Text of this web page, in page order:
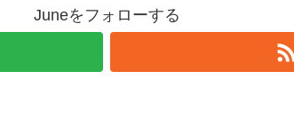
Juneをフォローする